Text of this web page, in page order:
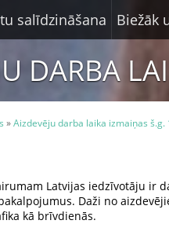
salīdzināšana Biežāk
DARBA
»Aizdevēju darba laika izmaiņas š.g.
Latvijas iedzīvotāju ir
Daži no
kā brīvdienās.